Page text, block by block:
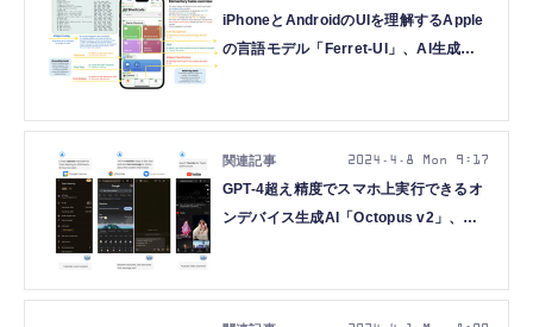
iPhoneとAndroidのUIを理解するApple
の言語モデル「Ferret-UI」、AI生成
本を解説（生成AIウィークリー）
GPT-4超え精度でスマホ上実行できるオ
ンデバイス生成AI「Octopus v2」、
（生成AIウィークリー）
2024.4.8 Mon 9:17